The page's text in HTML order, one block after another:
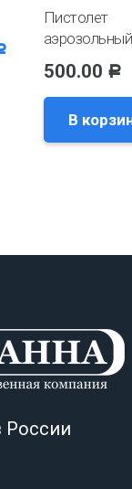
Пистолет
аэрозольный
500.00 Р
В